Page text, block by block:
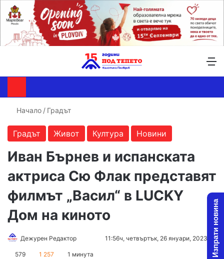
Начало / Градът
Градът Живот Култура Новини
Иван Бърнев и испанската
актриса Сю Флак представят
филмът „Васил“ в LUCKY
Дом на киното
Дежурен Редактор
Send11:56ч, четвъртък, 26 януари, 2023
579 1 257 1 минута Изпрати новина